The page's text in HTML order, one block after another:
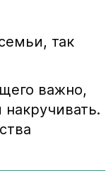
так
важно,